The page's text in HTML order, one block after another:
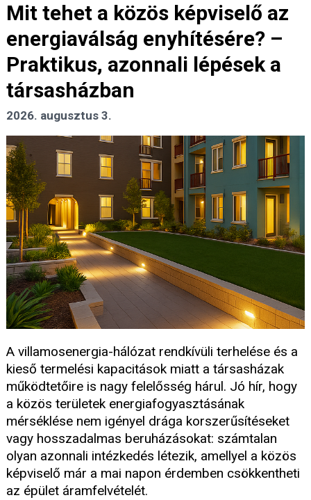
Mit tehet a közös képviselő az
energiaválság enyhítésére? –
Praktikus, azonnali lépések a
társasházban
2026. augusztus 3.
A villamosenergia-hálózat rendkívüli terhelése és a
kieső termelési kapacitások miatt a társasházak
működtetőire is nagy felelősség hárul. Jó hír, hogy
a közös területek energiafogyasztásának
mérséklése nem igényel drága korszerűsítéseket
vagy hosszadalmas beruházásokat: számtalan
olyan azonnali intézkedés létezik, amellyel a közös
képviselő már a mai napon érdemben csökkentheti
az épület áramfelvételét.